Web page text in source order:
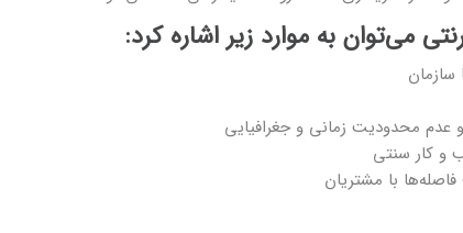
می‌توان به موارد زیر اشاره کرد:
محدودیت زمانی و جغرافیایی
و کار سنتی
با مشتریان